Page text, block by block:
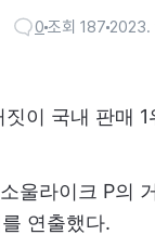
0 조회 187 2023.
이 국내 판매
울라이크 P의
연출했다.